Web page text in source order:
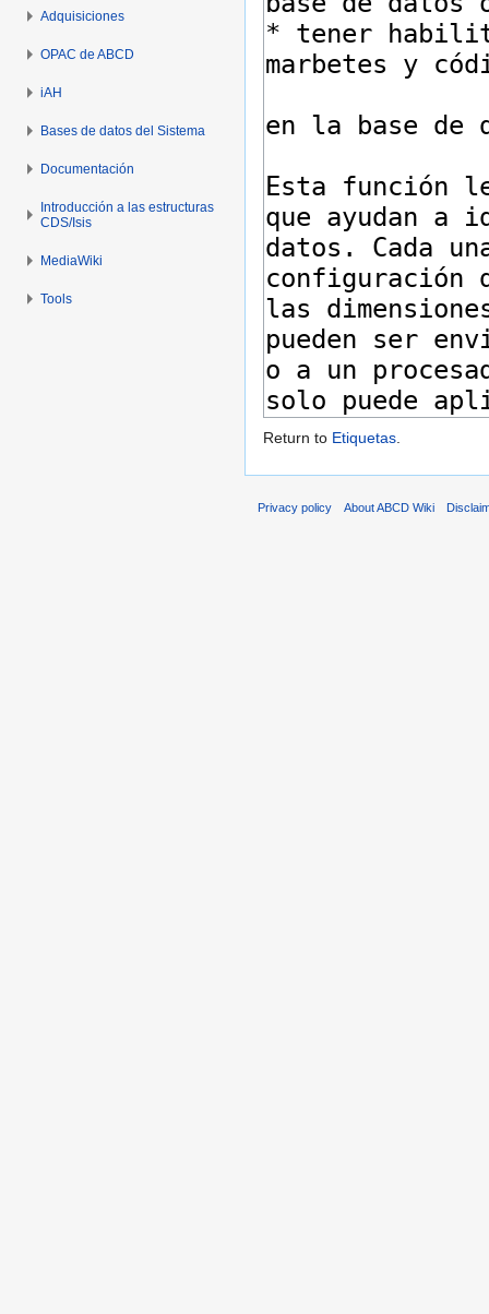
Return to Etiquetas.
Adquisiciones
OPAC de ABCD
iAH
Bases de datos del Sistema
Documentación
Introducción a las estructuras
CDS/Isis
MediaWiki
Tools
Privacy policy About ABCD Wiki